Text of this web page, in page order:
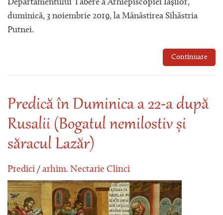
Departamentului Tabere a Arhiepiscopiei Iașilor,
duminică, 3 noiembrie 2019, la Mănăstirea Sihăstria
Putnei.
Continuare
Predică în Duminica a 22-a după
Rusalii (Bogatul nemilostiv și
săracul Lazăr)
Predici / arhim. Nectarie Clinci